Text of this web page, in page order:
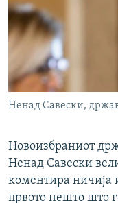
Ненад Савески,
Новоизбраниот
Ненад Савески
коментира ничија
првото нешто што